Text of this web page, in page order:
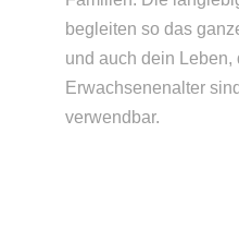
begleiten so das
und auch dein Leben,
Erwachsenenalter
verwendbar.